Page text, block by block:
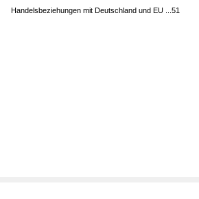
Handelsbeziehungen mit Deutschland und EU ...51